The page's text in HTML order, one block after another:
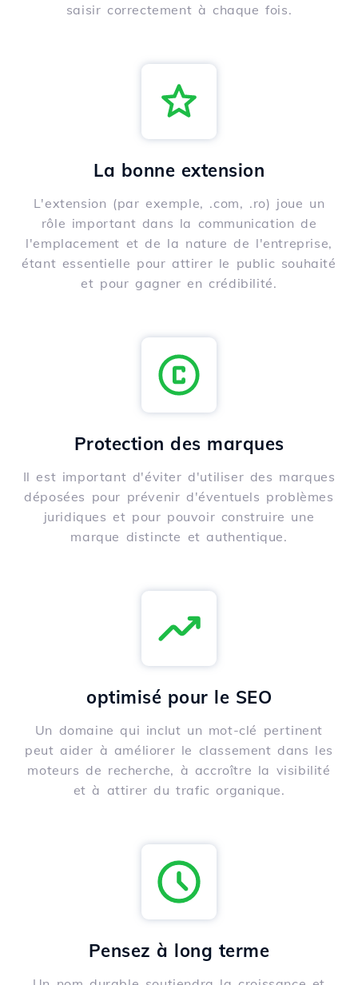
saisir correctement à chaque fois.
La bonne extension
L'extension (par exemple, .com, .ro) joue un
rôle important dans la communication de
l'emplacement et de la nature de l'entreprise,
étant essentielle pour attirer le public souhaité
et pour gagner en crédibilité.
Protection des marques
Il est important d'éviter d'utiliser des marques
déposées pour prévenir d'éventuels problèmes
juridiques et pour pouvoir construire une
marque distincte et authentique.
optimisé pour le SEO
Un domaine qui inclut un mot-clé pertinent
peut aider à améliorer le classement dans les
moteurs de recherche, à accroître la visibilité
et à attirer du trafic organique.
Pensez à long terme